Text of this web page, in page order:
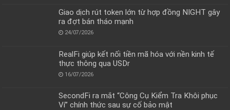
Giao dịch rút token lớn từ hợp đồng NIGHT gây
ra đợt bán tháo mạnh
24/07/2026
RealFi giúp kết nối tiền mã hóa với nền kinh tế
thực thông qua USDr
16/07/2026
SecondFi ra mắt “Công Cụ Kiểm Tra Khôi phục
Ví” chính thức sau sự cố bảo mật